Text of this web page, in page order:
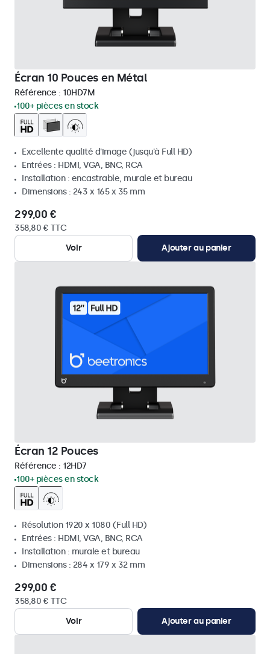
Écran 10 Pouces en Métal
Référence : 10HD7M
100+ pièces en stock
Excellente qualité d'image (jusqu'à Full HD)
Entrées : HDMI, VGA, BNC, RCA
Installation : encastrable, murale et bureau
Dimensions : 243 x 165 x 35 mm
299,00 €
358,80 € TTC
Voir
Ajouter au panier
Écran 12 Pouces
Référence : 12HD7
100+ pièces en stock
Résolution 1920 x 1080 (Full HD)
Entrées : HDMI, VGA, BNC, RCA
Installation : murale et bureau
Dimensions : 284 x 179 x 32 mm
299,00 €
358,80 € TTC
Voir
Ajouter au panier